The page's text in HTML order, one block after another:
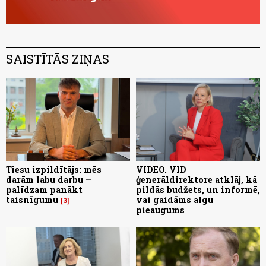
SAISTĪTĀS ZIŅAS
Tiesu izpildītājs: mēs
darām labu darbu –
palīdzam panākt
taisnīgumu 3
VIDEO. VID
ģenerāldirektore atklāj, kā
pildās budžets, un informē,
vai gaidāms algu
pieaugums